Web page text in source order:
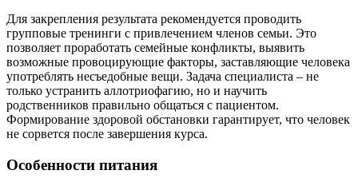
Для закрепления результата рекомендуется проводить
групповые тренинги с привлечением членов семьи. Это
позволяет проработать семейные конфликты, выявить
возможные провоцирующие факторы, заставляющие человека
употреблять несъедобные вещи. Задача специалиста – не
только устранить аллотриофагию, но и научить
родственников правильно общаться с пациентом.
Формирование здоровой обстановки гарантирует, что человек
не сорвется после завершения курса.
Особенности питания